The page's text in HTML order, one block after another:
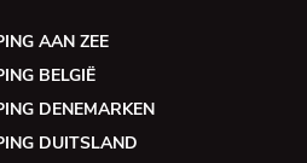
AAN ZEE
BELGIË
DENEMARKEN
DUITSLAND